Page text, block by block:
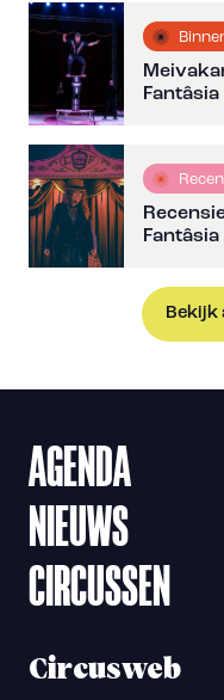
Fantâsia
Bekijk
AGENDA
NIEUWS
CIRCUSSEN
Circusweb